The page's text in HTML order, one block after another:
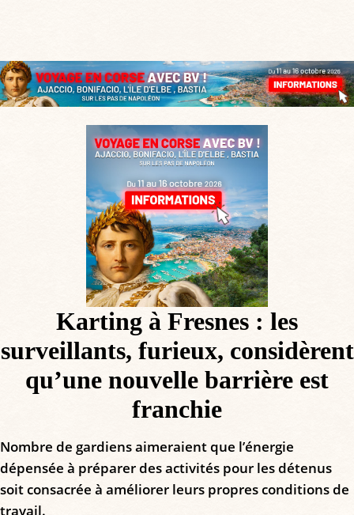
Karting à Fresnes : les
surveillants, furieux, considèrent
qu’une nouvelle barrière est
franchie
Nombre de gardiens aimeraient que l’énergie
dépensée à préparer des activités pour les détenus
soit consacrée à améliorer leurs propres conditions de
travail.